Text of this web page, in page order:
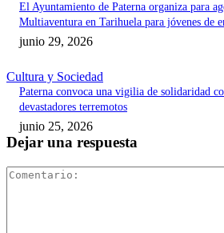
El Ayuntamiento de Paterna organiza para
Multiaventura en Tarihuela para jóvenes de
junio 29, 2026
Cultura y Sociedad
Paterna convoca una vigilia de solidaridad
devastadores terremotos
junio 25, 2026
Dejar una respuesta